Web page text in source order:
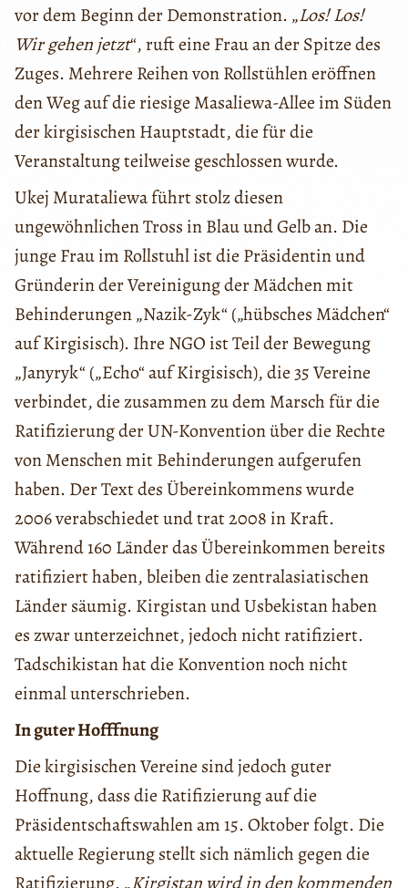
vor dem Beginn der Demonstration. „Los! Los!
Wir gehen jetzt“, ruft eine Frau an der Spitze des
Zuges. Mehrere Reihen von Rollstühlen eröffnen
den Weg auf die riesige Masaliewa-Allee im Süden
der kirgisischen Hauptstadt, die für die
Veranstaltung teilweise geschlossen wurde.
Ukej Murataliewa führt stolz diesen
ungewöhnlichen Tross in Blau und Gelb an. Die
junge Frau im Rollstuhl ist die Präsidentin und
Gründerin der Vereinigung der Mädchen mit
Behinderungen „Nazik-Zyk“ („hübsches Mädchen“
auf Kirgisisch). Ihre NGO ist Teil der Bewegung
„Janyryk“ („Echo“ auf Kirgisisch), die 35 Vereine
verbindet, die zusammen zu dem Marsch für die
Ratifizierung der UN-Konvention über die Rechte
von Menschen mit Behinderungen aufgerufen
haben. Der Text des Übereinkommens wurde
2006 verabschiedet und trat 2008 in Kraft.
Während 160 Länder das Übereinkommen bereits
ratifiziert haben, bleiben die zentralasiatischen
Länder säumig. Kirgistan und Usbekistan haben
es zwar unterzeichnet, jedoch nicht ratifiziert.
Tadschikistan hat die Konvention noch nicht
einmal unterschrieben.
In guter Hofffnung
Die kirgisischen Vereine sind jedoch guter
Hoffnung, dass die Ratifizierung auf die
Präsidentschaftswahlen am 15. Oktober folgt. Die
aktuelle Regierung stellt sich nämlich gegen die